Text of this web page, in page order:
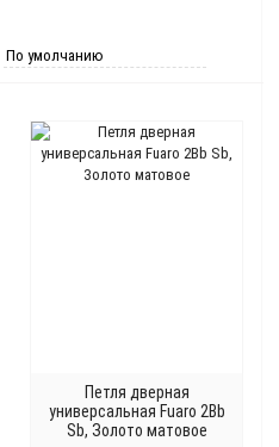
Петля дверная
универсальная Fuaro 2Bb
Sb, Золото матовое